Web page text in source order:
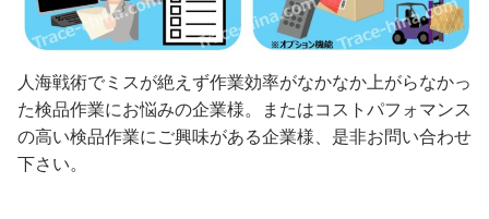
人海戦術でミスが絶えず作業効率がなかなか上がらなかっ
た検品作業にお悩みの企業様。またはコストパフォマンス
の高い検品作業にご興味がある企業様、是非お問い合わせ
下さい。